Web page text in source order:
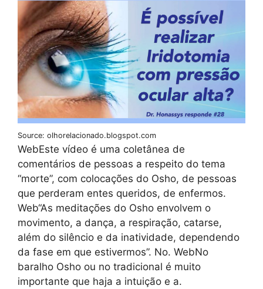
Source: olhorelacionado.blogspot.com
WebEste vídeo é uma coletânea de
comentários de pessoas a respeito do tema
“morte”, com colocações do Osho, de pessoas
que perderam entes queridos, de enfermos.
Web“As meditações do Osho envolvem o
movimento, a dança, a respiração, catarse,
além do silêncio e da inatividade, dependendo
da fase em que estivermos”. No. WebNo
baralho Osho ou no tradicional é muito
importante que haja a intuição e a.